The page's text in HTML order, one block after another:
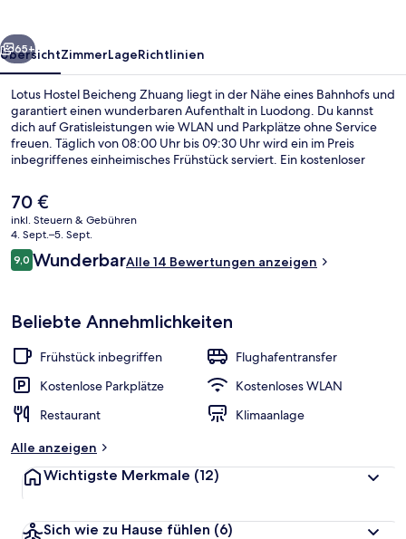
Weiter
65+
ÜbersichtZimmerLageRichtlinien
Lotus Hostel Beicheng Zhuang liegt in der Nähe eines Bahnhofs und
garantiert einen wunderbaren Aufenthalt in Luodong. Du kannst
dich auf Gratisleistungen wie WLAN und Parkplätze ohne Service
freuen. Täglich von 08:00 Uhr bis 09:30 Uhr wird ein im Preis
inbegriffenes einheimisches Frühstück serviert. Ein kostenloser
weiteren Highlights.
Der
aktuelle
Preis
beträgt
70 €.
70 €
inkl. Steuern & Gebühren
4. Sept.–5. Sept.
Bewertungen
9,09,0 von 10.
WunderbarAlle 14 Bewertungen anzeigen
Beliebte Annehmlichkeiten
Frühstück inbegriffen
Flughafentransfer
Kostenlose Parkplätze
Kostenloses WLAN
Restaurant
Klimaanlage
Alle anzeigen
Wichtigste Merkmale (12)
Sich wie zu Hause fühlen (6)